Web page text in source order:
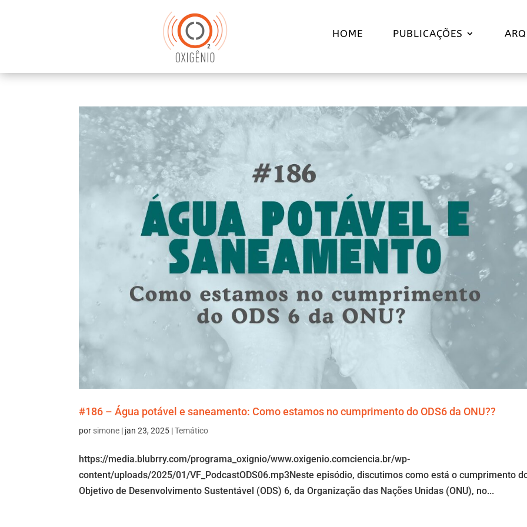
HOME PUBLICAÇÕES
#186 – Água potável e saneamento: Como estamos no cumprimento do ODS6 da ONU??
por simone | jan 23, 2025 |Temático
https://media.blubrry.com/programa_oxignio/www.oxigenio.comciencia.br/wp-
content/uploads/2025/01/VF_PodcastODS06.mp3Neste episódio, discutimos como está o cumprimento
Objetivo de Desenvolvimento Sustentável (ODS) 6, da Organização das Nações Unidas (ONU), no...